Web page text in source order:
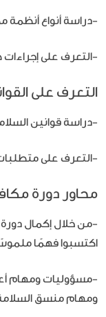
-دراسة أنواع أنظمة
-التعرف على
التعرف على
-دراسة قوانين
-التعرف على
محاور دورة
-من خلال إكمال
اكتسبوا فهمًا
-مسؤوليات ومهام
ومهام منسق